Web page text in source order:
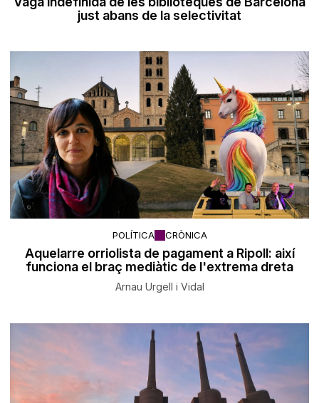
just abans de la selectivitat
POLÍTICA CRÒNICA
Aquelarre orriolista de pagament a Ripoll: així
funciona el braç mediàtic de l'extrema dreta
Arnau Urgell i Vidal